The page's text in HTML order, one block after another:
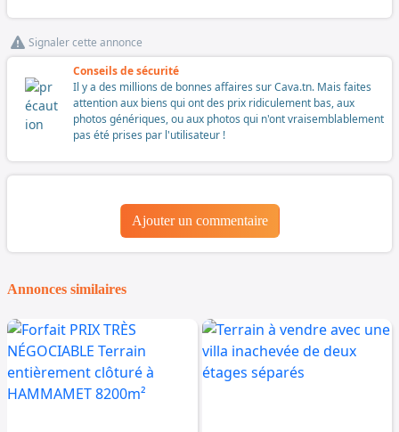
Signaler cette annonce
Conseils de sécurité
Il y a des millions de bonnes affaires sur Cava.tn. Mais faites
attention aux biens qui ont des prix ridiculement bas, aux
photos génériques, ou aux photos qui n'ont vraisemblablement
pas été prises par l'utilisateur !
Ajouter un commentaire
Annonces similaires